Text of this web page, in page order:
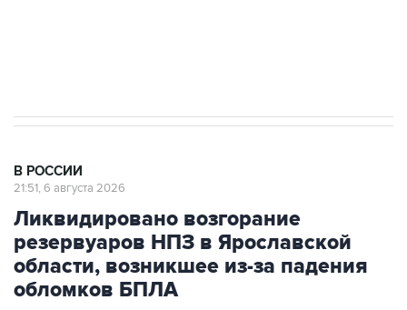
В РОССИИ
21:51, 6 августа 2026
Ликвидировано возгорание
резервуаров НПЗ в Ярославской
области, возникшее из-за падения
обломков БПЛА